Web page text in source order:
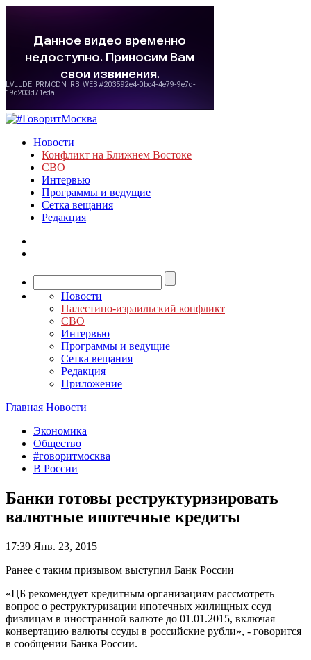
Новости
Конфликт на Ближнем Востоке
СВО
Интервью
Программы и ведущие
Сетка вещания
Редакция
Новости
Палестино-израильский конфликт
СВО
Интервью
Программы и ведущие
Сетка вещания
Редакция
Приложение
Главная Новости
Экономика
Общество
#говоритмосква
В России
Банки готовы реструктуризировать
валютные ипотечные кредиты
17:39 Янв. 23, 2015
Ранее с таким призывом выступил Банк России
«ЦБ рекомендует кредитным организациям рассмотреть
вопрос о реструктуризации ипотечных жилищных ссуд
физлицам в иностранной валюте до 01.01.2015, включая
конвертацию валюты ссуды в российские рубли», - говорится
в сообщении Банка России.